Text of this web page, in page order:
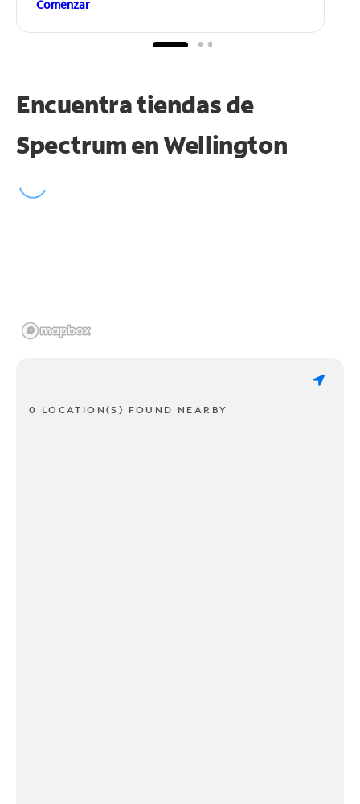
Comenzar
Encuentra tiendas de
Spectrum enWellington
0 LOCATION(S) FOUND NEARBY